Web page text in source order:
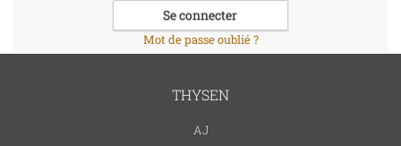
Mot de passe oublié ?
THYSEN
AJ